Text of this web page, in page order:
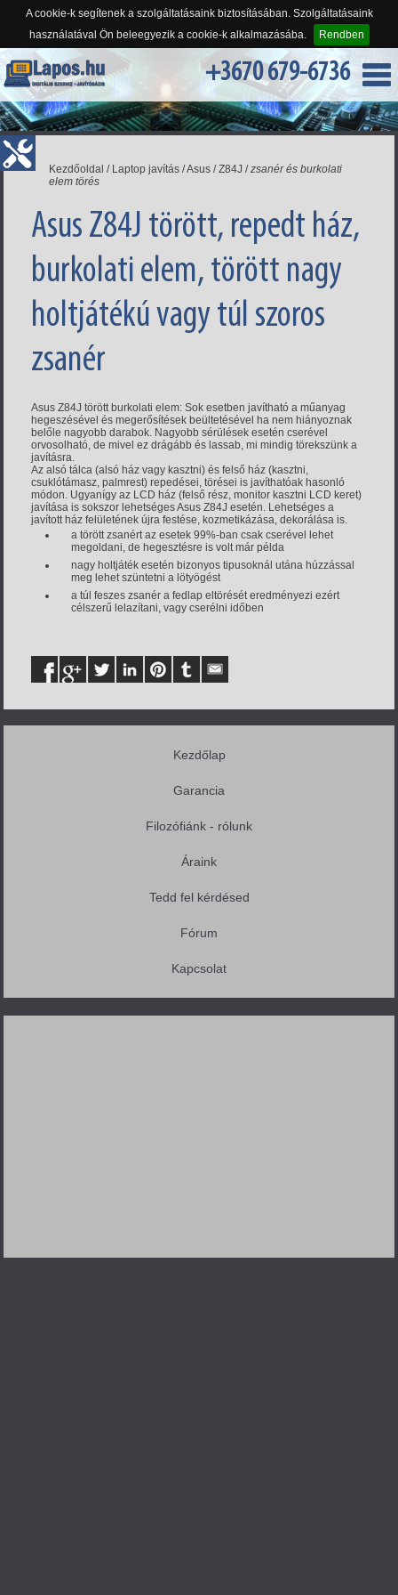
A cookie-k segítenek a szolgáltatásaink biztosításában. Szolgáltatásaink
használatával Ön beleegyezik a cookie-k alkalmazásába.
Rendben
+3670 679-6736
Kezdőoldal / Laptop javítás /Asus /Z84J /zsanér és burkolati
elem törés
Asus Z84J törött, repedt ház,
burkolati elem, törött nagy
holtjátékú vagy túl szoros
zsanér
Asus Z84J törött burkolati elem: Sok esetben javítható a műanyag
hegeszésével és megerősítések beültetésével ha nem hiányoznak
belőle nagyobb darabok. Nagyobb sérülések esetén cserével
orvosolható, de mivel ez drágább és lassab, mi mindig törekszünk a
javításra.
Az alsó tálca (alsó ház vagy kasztni) és felső ház (kasztni,
csuklótámasz, palmrest) repedései, törései is javíthatóak hasonló
módon. Ugyanígy az LCD ház (felső rész, monitor kasztni LCD keret)
javítása is sokszor lehetséges Asus Z84J esetén. Lehetséges a
javított ház felületének újra festése, kozmetikázása, dekorálása is.
a törött zsanért az esetek 99%-ban csak cserével lehet
megoldani, de hegesztésre is volt már példa
nagy holtjáték esetén bizonyos tipusoknál utána húzzással
meg lehet szüntetni a lötyögést
a túl feszes zsanér a fedlap eltörését eredményezi ezért
célszerű lelazítani, vagy cserélni időben
Kezdőlap
Garancia
Filozófiánk - rólunk
Áraink
Tedd fel kérdésed
Fórum
Kapcsolat